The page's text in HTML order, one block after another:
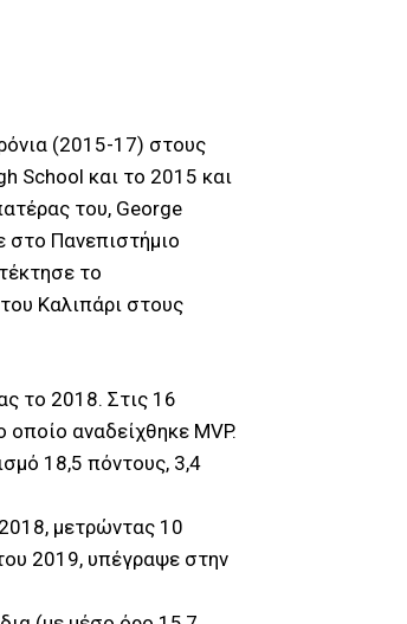
(2015-17) στους
School και το 2015 και
του, George
στο Πανεπιστήμιο
το
Καλιπάρι στους
το 2018. Στις 16
αναδείχθηκε MVP.
18,5 πόντους, 3,4
μετρώντας 10
2019, υπέγραψε στην